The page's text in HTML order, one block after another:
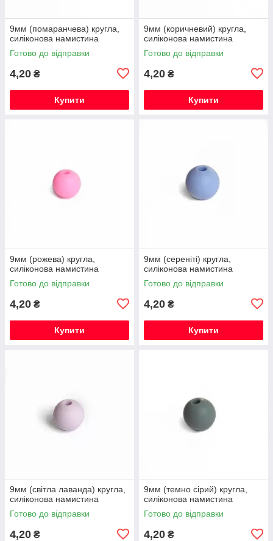
9мм (помаранчева) кругла,
силіконова намистина
Готово до відправки
4,20 ₴
Купити
9мм (коричневий) кругла,
силіконова намистина
Готово до відправки
4,20 ₴
Купити
9мм (рожева) кругла,
силіконова намистина
Готово до відправки
4,20 ₴
Купити
9мм (сереніті) кругла,
силіконова намистина
Готово до відправки
4,20 ₴
Купити
9мм (світла лаванда) кругла,
силіконова намистина
Готово до відправки
4,20 ₴
9мм (темно сірий) кругла,
силіконова намистина
Готово до відправки
4,20 ₴